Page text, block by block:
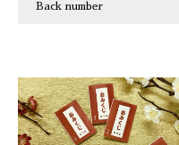
Back number